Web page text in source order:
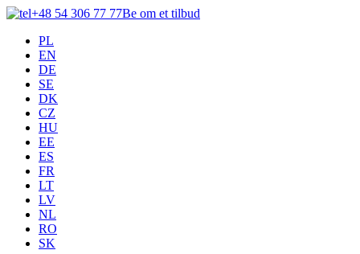
+48 54 306 77 77Be om et tilbud
PL
EN
DE
SE
DK
CZ
HU
EE
ES
FR
LT
LV
NL
RO
SK